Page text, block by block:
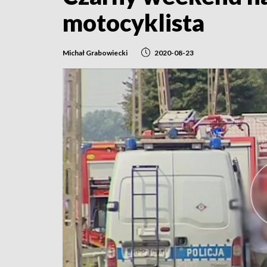
motocyklista
Michał Grabowiecki 2020-08-23